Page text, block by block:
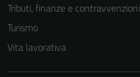
Tributi, finanze e contravvenzioni
Turismo
Vita lavorativa